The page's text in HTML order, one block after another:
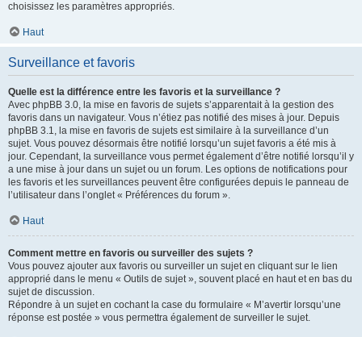
choisissez les paramètres appropriés.
Haut
Surveillance et favoris
Quelle est la différence entre les favoris et la surveillance ?
Avec phpBB 3.0, la mise en favoris de sujets s’apparentait à la gestion des
favoris dans un navigateur. Vous n’étiez pas notifié des mises à jour. Depuis
phpBB 3.1, la mise en favoris de sujets est similaire à la surveillance d’un
sujet. Vous pouvez désormais être notifié lorsqu’un sujet favoris a été mis à
jour. Cependant, la surveillance vous permet également d’être notifié lorsqu’il y
a une mise à jour dans un sujet ou un forum. Les options de notifications pour
les favoris et les surveillances peuvent être configurées depuis le panneau de
l’utilisateur dans l’onglet « Préférences du forum ».
Haut
Comment mettre en favoris ou surveiller des sujets ?
Vous pouvez ajouter aux favoris ou surveiller un sujet en cliquant sur le lien
approprié dans le menu « Outils de sujet », souvent placé en haut et en bas du
sujet de discussion.
Répondre à un sujet en cochant la case du formulaire « M’avertir lorsqu’une
réponse est postée » vous permettra également de surveiller le sujet.